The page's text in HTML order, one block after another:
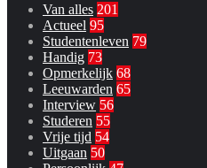
Van alles 201
Actueel 95
Studentenleven 79
Handig 73
Opmerkelijk 68
Leeuwarden 65
Interview 56
Studeren 55
Vrije tijd 54
Uitgaan 50